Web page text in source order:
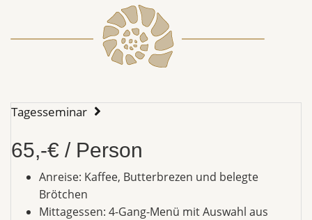
Tagesseminar
65,-€ / Person
Anreise: Kaffee, Butterbrezen und belegte
Brötchen
Mittagessen: 4-Gang-Menü mit Auswahl aus